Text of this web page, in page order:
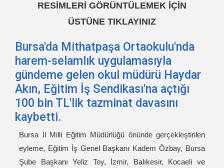
RESİMLERİ GÖRÜNTÜLEMEK İÇİN
ÜSTÜNE TIKLAYINIZ
Bursa'da Mithatpaşa Ortaokulu'nda
harem-selamlık uygulamasıyla
gündeme gelen okul müdürü Haydar
Akın, Eğitim İş Sendikası'na açtığı
100 bin TL'lik tazminat davasını
kaybetti.
Bursa İl Milli Eğitim Müdürlüğü önünde gerçekleştirilen
eyleme, Eğitim İş Genel Başkanı Kadem Özbay, Bursa
Şube Başkanı Yeliz Toy, İzmir, Balıkesir, Kocaeli ve